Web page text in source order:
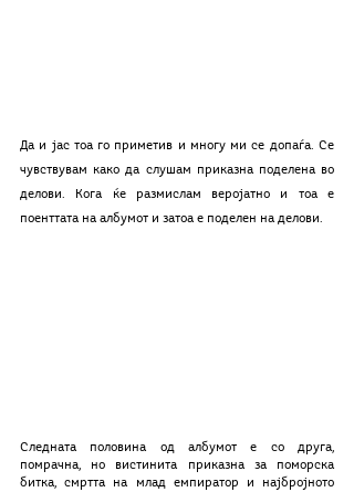
Да и јас тоа го приметив и многу ми се допаѓа. Се
чувствувам како да слушам приказна поделена во
делови. Кога ќе размислам веројатно и тоа е
поенттата на албумот и затоа е поделен на делови.
Следната половина од албумот е со друга,
помрачна, но вистинита приказна за поморска
битка, смртта на млад емпиратор и најбројното